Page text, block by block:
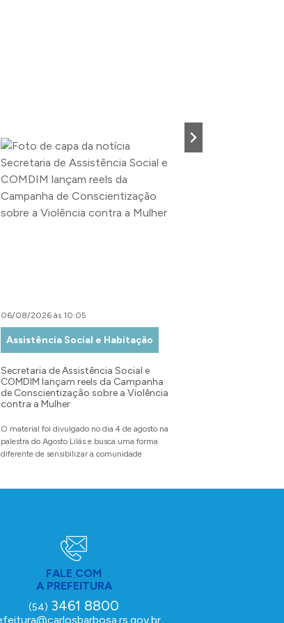
06/08/2026 às 10:05
Assistência Social e Habitação
Secretaria de Assistência Social e
COMDIM lançam reels da Campanha
de Conscientização sobre a Violência
contra a Mulher
O material foi divulgado no dia 4 de agosto na
palestra do Agosto Lilás e busca uma forma
diferente de sensibilizar a comunidade
FALE COM
A PREFEITURA
(54) 3461 8800